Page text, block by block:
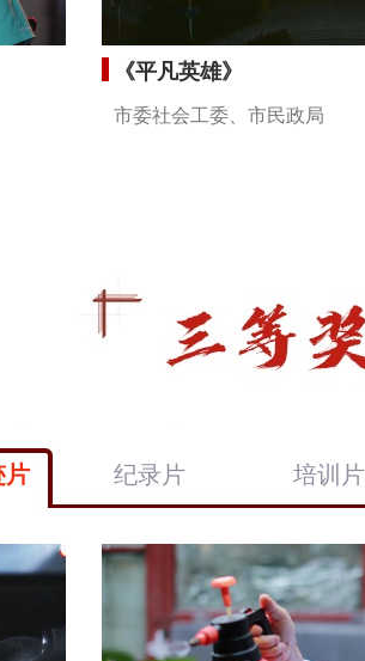
《平凡英雄》
市委社会工委、市民政局
片 纪录片 培训片